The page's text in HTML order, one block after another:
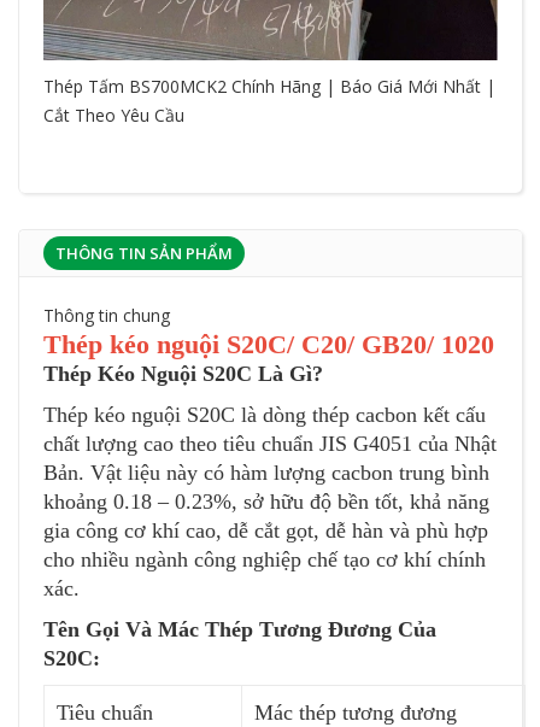
Thép Tấm BS700MCK2 Chính Hãng | Báo Giá Mới Nhất |
Cắt Theo Yêu Cầu
THÔNG TIN SẢN PHẨM
Thông tin chung
Thép kéo nguội S20C/ C20/ GB20/ 1020
Thép Kéo Nguội S20C Là Gì?
Thép kéo nguội S20C là dòng thép cacbon kết cấu
chất lượng cao theo tiêu chuẩn JIS G4051 của Nhật
Bản. Vật liệu này có hàm lượng cacbon trung bình
khoảng 0.18 – 0.23%, sở hữu độ bền tốt, khả năng
gia công cơ khí cao, dễ cắt gọt, dễ hàn và phù hợp
cho nhiều ngành công nghiệp chế tạo cơ khí chính
xác.
Tên Gọi Và Mác Thép Tương Đương Của
S20C:
Tiêu chuẩn
Mác thép tương đương